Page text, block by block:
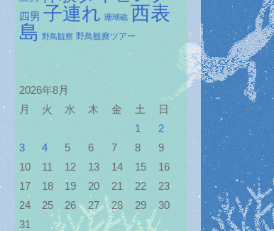
四男 子連れ 珊瑚礁 西表
島
野鳥観察 野鳥観察ツアー
2026年8月
月
火 水 木 金 土
日
1
2
3
4 5 6 7 8
9
10
11 12 13 14 15
16
17
18 19 20 21 22
23
24
25 26 27 28 29
30
31